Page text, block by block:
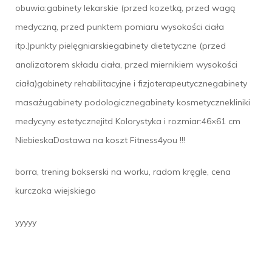
obuwia:gabinety lekarskie (przed kozetką, przed wagą
medyczną, przed punktem pomiaru wysokości ciała
itp.)punkty pielęgniarskiegabinety dietetyczne (przed
analizatorem składu ciała, przed miernikiem wysokości
ciała)gabinety rehabilitacyjne i fizjoterapeutycznegabinety
masażugabinety podologicznegabinety kosmetycznekliniki
medycyny estetycznejitd Kolorystyka i rozmiar:46×61 cm
NiebieskaDostawa na koszt Fitness4you !!!
borra, trening bokserski na worku, radom kręgle, cena
kurczaka wiejskiego
yyyyy